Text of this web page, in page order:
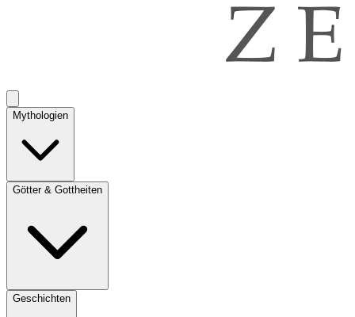
Mythologien
Götter & Gottheiten
Geschichten